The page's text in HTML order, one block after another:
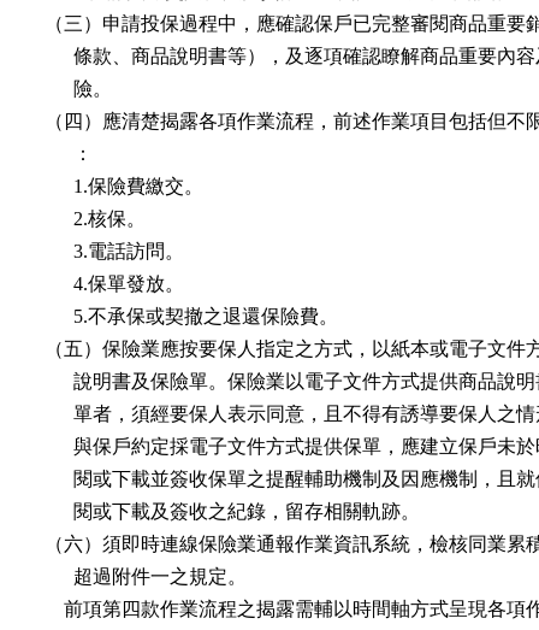
（三）申請投保過程中，應確認保戶已完整審閱商品重要
條款、商品說明書等），及逐項確認瞭解商品重要內
        險。
（四）應清楚揭露各項作業流程，前述作業項目包括但不
        ：
        1.保險費繳交。
        2.核保。
        3.電話訪問。
        4.保單發放。
        5.不承保或契撤之退還保險費。
（五）保險業應按要保人指定之方式，以紙本或電子文件
說明書及保險單。保險業以電子文件方式提供商品說
單者，須經要保人表示同意，且不得有誘導要保人之
與保戶約定採電子文件方式提供保單，應建立保戶未
閱或下載並簽收保單之提醒輔助機制及因應機制，且
        閱或下載及簽收之紀錄，留存相關軌跡。
（六）須即時連線保險業通報作業資訊系統，檢核同業累
        超過附件一之規定。
前項第四款作業流程之揭露需輔以時間軸方式呈現各項